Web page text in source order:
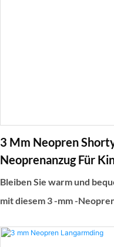
3 Mm Neopren
Neoprenanzug Für
Reißverschluss Vorne
Bleiben Sie warm und
mit diesem 3 -mm -
schwimmen. Dieser